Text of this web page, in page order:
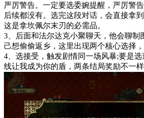
严厉警告。一定要选委婉提醒，严厉警
后续都没有。选完这段对话，会直接拿
这是拿坎佩尔末刃的必需品。
3、后面和法尔达克小聚聊天，他会聊制
己想偷偷返乡，这里出现两个核心选择，
4、选接受，触发剧情同一场风暴;要是
线让我成为你的盾，两条结局奖励不一样